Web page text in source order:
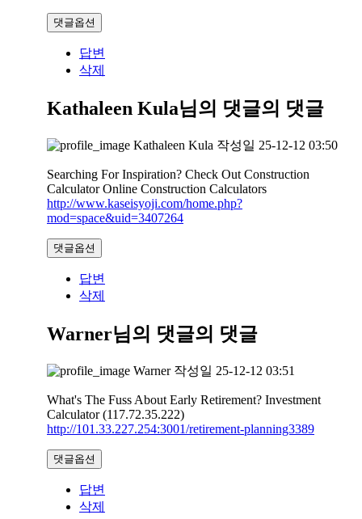
댓글옵션
답변
삭제
Kathaleen Kula님의 댓글의 댓글
Kathaleen Kula 작성일 25-12-12 03:50
Searching For Inspiration? Check Out Construction
Calculator Online Construction Calculators
http://www.kaseisyoji.com/home.php?
mod=space&uid=3407264
댓글옵션
답변
삭제
Warner님의 댓글의 댓글
Warner 작성일 25-12-12 03:51
What's The Fuss About Early Retirement? Investment
Calculator (117.72.35.222)
http://101.33.227.254:3001/retirement-planning3389
댓글옵션
답변
삭제